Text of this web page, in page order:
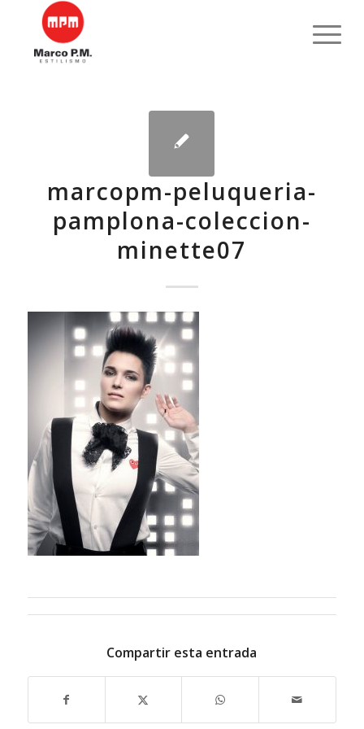
marcopm-peluqueria-
pamplona-coleccion-
minette07
Compartir esta entrada